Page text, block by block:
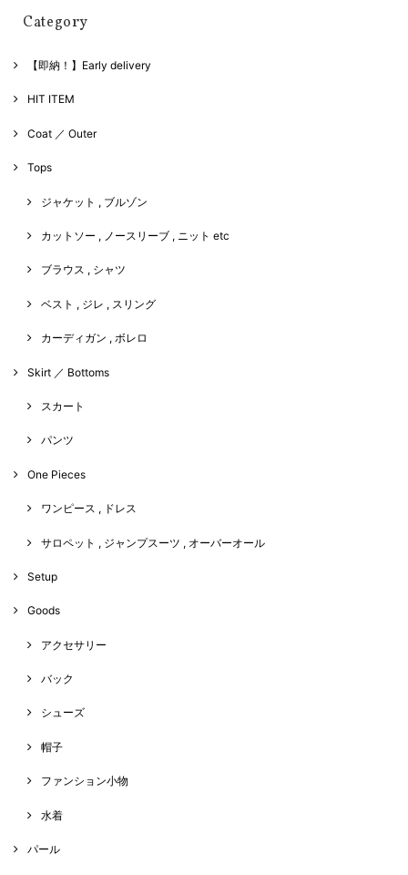
Category
【即納！】Early delivery
HIT ITEM
Coat ／ Outer
Tops
ジャケット , ブルゾン
カットソー , ノースリーブ , ニット etc
ブラウス , シャツ
ベスト , ジレ , スリング
カーディガン , ボレロ
Skirt ／ Bottoms
スカート
パンツ
One Pieces
ワンピース , ドレス
サロペット , ジャンプスーツ , オーバーオール
Setup
Goods
アクセサリー
バック
シューズ
帽子
ファンション小物
水着
パール